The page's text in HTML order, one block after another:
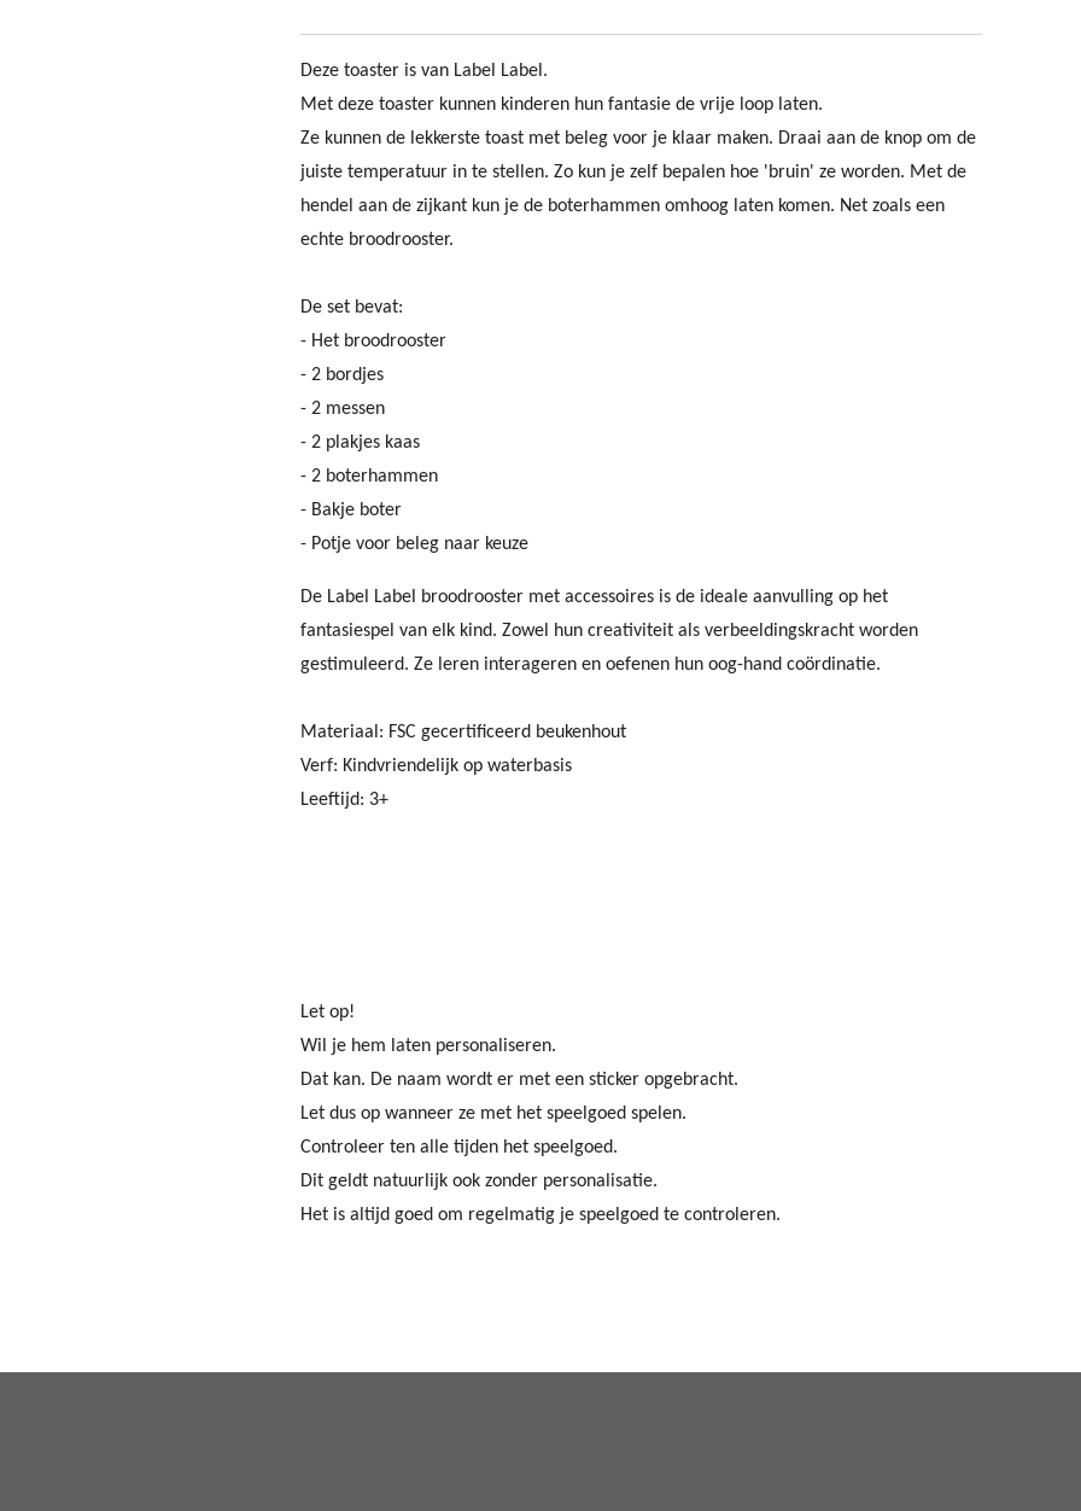
Deze toaster is van Label Label.
Met deze toaster kunnen kinderen hun fantasie de vrije loop laten.
Ze kunnen de lekkerste toast met beleg voor je klaar maken. Draai aan de knop om de
juiste temperatuur in te stellen. Zo kun je zelf bepalen hoe 'bruin' ze worden. Met de
hendel aan de zijkant kun je de boterhammen omhoog laten komen. Net zoals een
echte broodrooster.
De set bevat:
- Het broodrooster
- 2 bordjes
- 2 messen
- 2 plakjes kaas
- 2 boterhammen
- Bakje boter
- Potje voor beleg naar keuze
De Label Label broodrooster met accessoires is de ideale aanvulling op het
fantasiespel van elk kind. Zowel hun creativiteit als verbeeldingskracht worden
gestimuleerd. Ze leren interageren en oefenen hun oog-hand coördinatie.
Materiaal: FSC gecertificeerd beukenhout
Verf: Kindvriendelijk op waterbasis
Leeftijd: 3+
Let op!
Wil je hem laten personaliseren.
Dat kan. De naam wordt er met een sticker opgebracht.
Let dus op wanneer ze met het speelgoed spelen.
Controleer ten alle tijden het speelgoed.
Dit geldt natuurlijk ook zonder personalisatie.
Het is altijd goed om regelmatig je speelgoed te controleren.